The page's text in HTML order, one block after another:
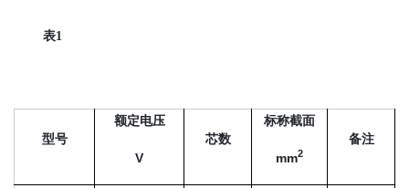
表1
型号
额定电压
V
芯数
标称截面
mm2
备注